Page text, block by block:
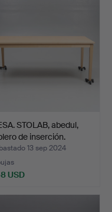
STOLAB, abedul,
de inserción.
13 sep 2024
USD